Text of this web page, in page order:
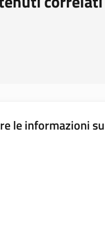
le informazioni